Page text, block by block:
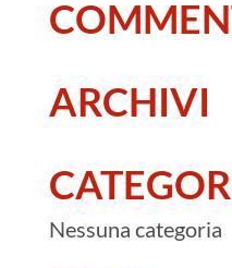
ARCHIVI
Nessuna categoria